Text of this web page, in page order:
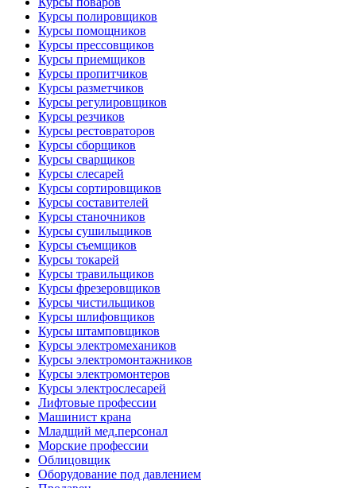
Курсы полировщиков
Курсы помощников
Курсы прессовщиков
Курсы приемщиков
Курсы пропитчиков
Курсы разметчиков
Курсы регулировщиков
Курсы резчиков
Курсы рестовраторов
Курсы сборщиков
Курсы сварщиков
Курсы слесарей
Курсы сортировщиков
Курсы составителей
Курсы станочников
Курсы сушильщиков
Курсы съемщиков
Курсы токарей
Курсы травильщиков
Курсы фрезеровщиков
Курсы чистильщиков
Курсы шлифовщиков
Курсы штамповщиков
Курсы электромехаников
Курсы электромонтажников
Курсы электромонтеров
Курсы электрослесарей
Лифтовые профессии
Машинист крана
Младщий мед.персонал
Морские профессии
Облицовщик
Оборудование под давлением